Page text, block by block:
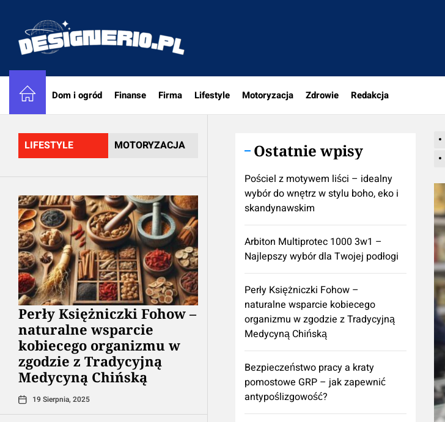
content
Dom i ogród Finanse Firma Lifestyle Motoryzacja Zdrowie Redakcja
LIFESTYLE MOTORYZACJA
Perły Księżniczki Fohow –
naturalne wsparcie
kobiecego organizmu w
zgodzie z Tradycyjną
Medycyną Chińską
19 Sierpnia, 2025
Ostatnie wpisy
Pościel z motywem liści – idealny
wybór do wnętrz w stylu boho, eko i
skandynawskim
Arbiton Multiprotec 1000 3w1 –
Najlepszy wybór dla Twojej podłogi
Perły Księżniczki Fohow –
naturalne wsparcie kobiecego
organizmu w zgodzie z Tradycyjną
Medycyną Chińską
Bezpieczeństwo pracy a kraty
pomostowe GRP – jak zapewnić
antypoślizgowość?